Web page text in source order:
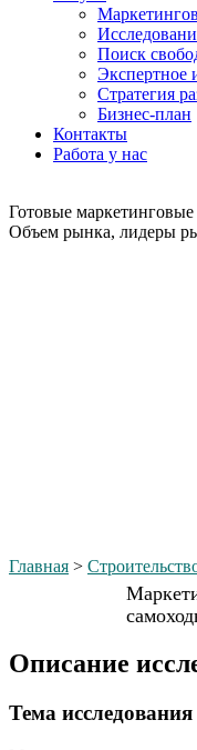
Поиск
Экспертное
Стратегия
Бизнес-план
Контакты
Работа у нас
Готовые
Объем рынка, лидеры
Главная >
Описание
Тема иcследования